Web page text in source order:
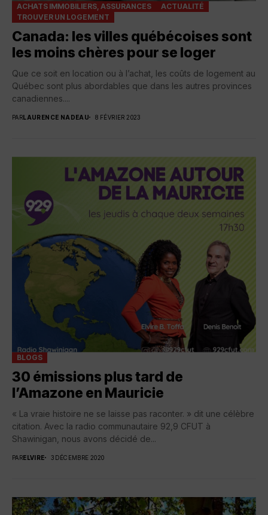
ACHATS IMMOBILIERS, ASSURANCES
ACTUALITÉ
TROUVER UN LOGEMENT
Canada: les villes québécoises sont
les moins chères pour se loger
Que ce soit en location ou à l’achat, les coûts de logement au
Québec sont plus abordables que dans les autres provinces
canadiennes....
PAR LAURENCE NADEAU 8 FÉVRIER 2023
BLOGS
30 émissions plus tard de
l’Amazone en Mauricie
« La vraie histoire ne se laisse pas raconter. » dit une célèbre
citation. Avec la radio communautaire 92,9 CFUT à
Shawinigan, nous avons décidé de...
PARELVIRE 3 DÉCEMBRE 2020